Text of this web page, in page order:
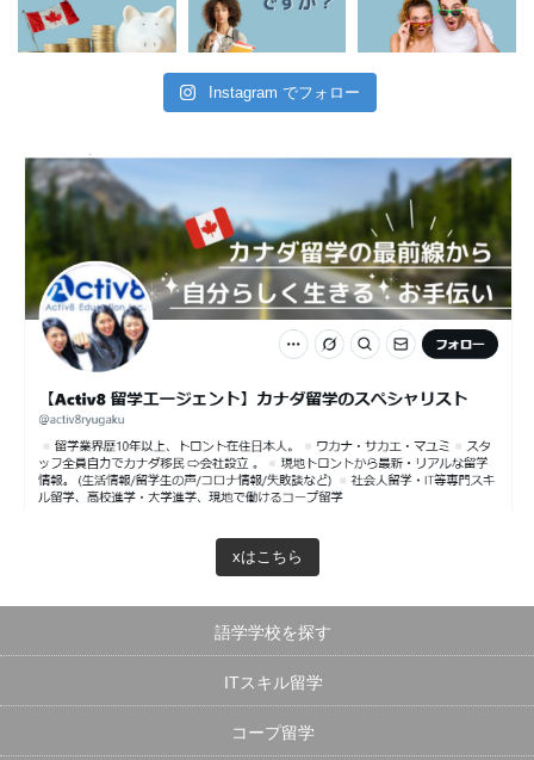
Instagram でフォロー
xはこちら
語学学校を探す
ITスキル留学
コープ留学